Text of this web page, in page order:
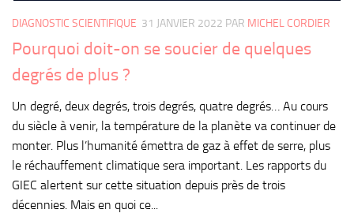
DIAGNOSTIC SCIENTIFIQUE 31 JANVIER 2022 PAR MICHEL CORDIER
Pourquoi doit-on se soucier de quelques
degrés de plus ?
Un degré, deux degrés, trois degrés, quatre degrés… Au cours
du siècle à venir, la température de la planète va continuer de
monter. Plus l’humanité émettra de gaz à effet de serre, plus
le réchauffement climatique sera important. Les rapports du
GIEC alertent sur cette situation depuis près de trois
décennies. Mais en quoi ce...